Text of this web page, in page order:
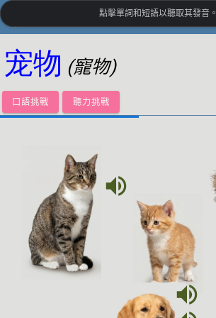
LanguageGuide.org•中文視覺詞彙
宠物 (寵物)
口語挑戰 聽力挑戰
點擊單詞和短語以聽取其發音。
volume_up
volume_up